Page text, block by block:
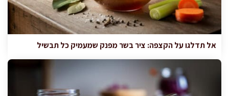
אל תדלגו על הקצפה: ציר בשר מפנק שמעמיק כל תבשיל